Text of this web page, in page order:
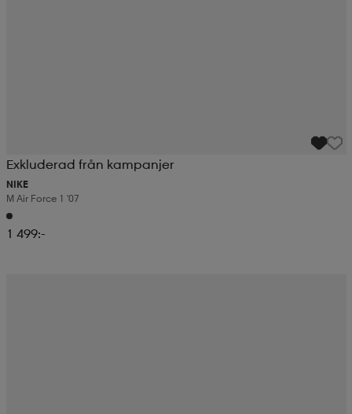
Exkluderad från kampanjer
NIKE
M Air Force 1 '07
1 499:-